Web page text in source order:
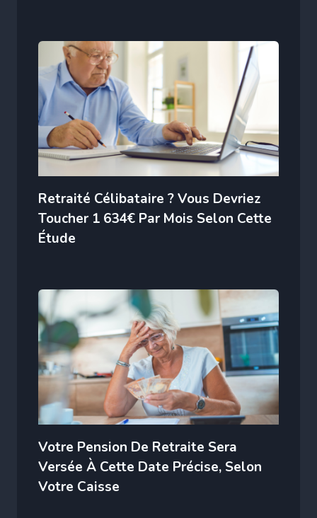
Retraité Célibataire ? Vous Devriez
Toucher 1 634€ Par Mois Selon Cette
Étude
Votre Pension De Retraite Sera
Versée À Cette Date Précise, Selon
Votre Caisse